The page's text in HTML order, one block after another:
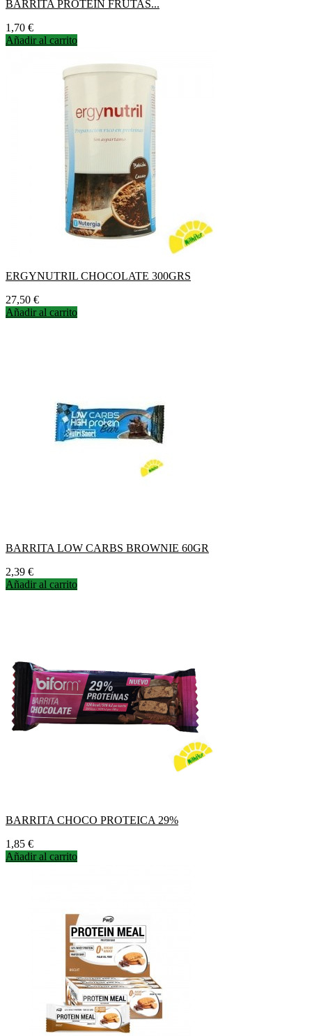
BARRITA PROTEIN FRUTAS...
Precio
1,70 €
Añadir al carrito
ERGYNUTRIL CHOCOLATE 300GRS
Precio
27,50 €
Añadir al carrito
BARRITA LOW CARBS BROWNIE 60GR
Precio
2,39 €
Añadir al carrito
BARRITA CHOCO PROTEICA 29%
Precio
1,85 €
Añadir al carrito